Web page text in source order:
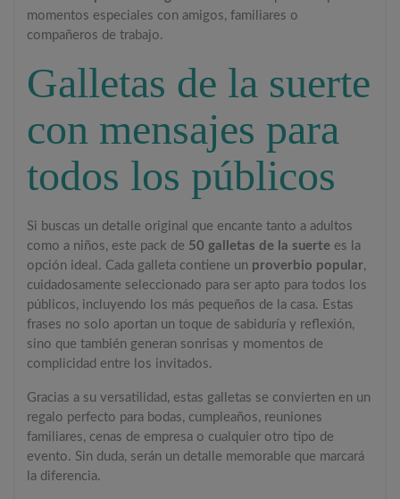
momentos especiales con amigos, familiares o
compañeros de trabajo.
Galletas de la suerte
con mensajes para
todos los públicos
Si buscas un detalle original que encante tanto a adultos
como a niños, este pack de 50 galletas de la suerte es la
opción ideal. Cada galleta contiene un proverbio popular,
cuidadosamente seleccionado para ser apto para todos los
públicos, incluyendo los más pequeños de la casa. Estas
frases no solo aportan un toque de sabiduría y reflexión,
sino que también generan sonrisas y momentos de
complicidad entre los invitados.
Gracias a su versatilidad, estas galletas se convierten en un
regalo perfecto para bodas, cumpleaños, reuniones
familiares, cenas de empresa o cualquier otro tipo de
evento. Sin duda, serán un detalle memorable que marcará
la diferencia.